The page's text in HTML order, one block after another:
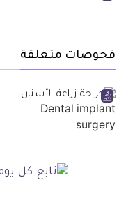
فحوصات متعلقة